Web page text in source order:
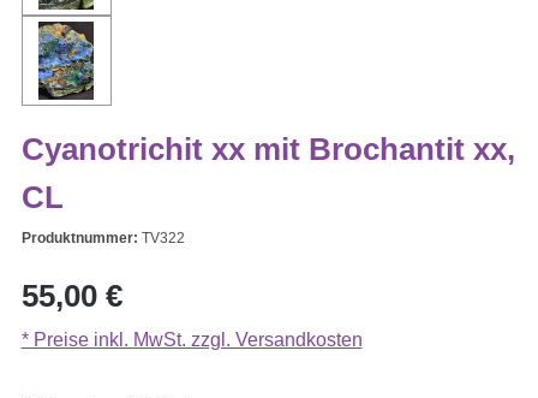
Cyanotrichit xx mit Brochantit xx,
CL
Produktnummer: TV322
Regulärer Preis:
55,00 €
* Preise inkl. MwSt. zzgl. Versandkosten